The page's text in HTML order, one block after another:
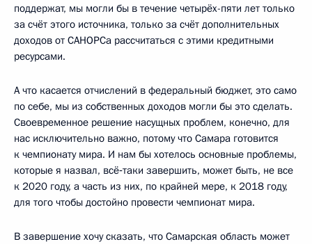
поддержат, мы могли бы в течение четырёх-пяти лет только
за счёт этого источника, только за счёт дополнительных
доходов от САНОРСа рассчитаться с этими кредитными
ресурсами.
А что касается отчислений в федеральный бюджет, это само
по себе, мы из собственных доходов могли бы это сделать.
Своевременное решение насущных проблем, конечно, для
нас исключительно важно, потому что Самара готовится
к чемпионату мира. И нам бы хотелось основные проблемы,
которые я назвал, всё‑таки завершить, может быть, не все
к 2020 году, а часть из них, по крайней мере, к 2018 году,
для того чтобы достойно провести чемпионат мира.
В завершение хочу сказать, что Самарская область может